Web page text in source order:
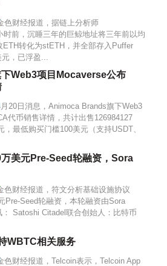
色财经报道，据链上分析师
时前，沉睡三年的巨鲸地址将三年前以均
ETH转化为stETH，并全部存入Puffer
元，已浮盈...
Web3项目Mocaverse公布
20日消息，Animoca Brands旗下Web3
代币销售详情，共计出售126984127
最低购买门槛100美元（支持USDT、
美元Pre-Seed轮融资，Sora
色财经报道，符文分析基础设施协议
Pre-Seed轮融资，本轮融资由Sora
Satoshi Citadel联合创始人：比特币
WBTC相关服务
色财经报道，Telcoin表示，Telcoin App